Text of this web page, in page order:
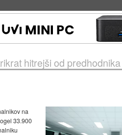
hitrejši od predhodnika
na
33.900